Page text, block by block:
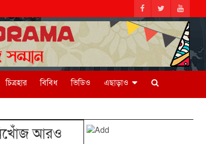
চিত্রহার বিবিধ ভিডিও এছাড়াও
আরও